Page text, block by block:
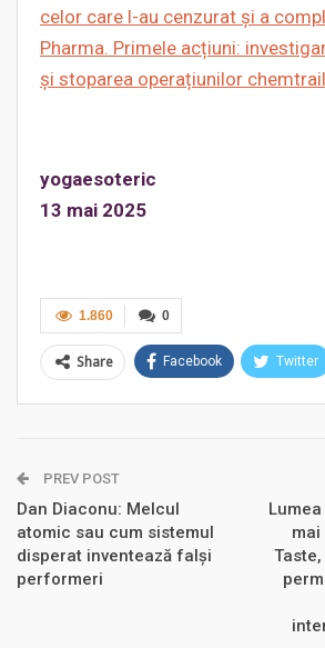
celor care l-au cenzurat și a
Pharma. Primele acțiuni:
și stoparea operațiunilor
yogaesoteric
13 mai 2025
0
1.860
Share Facebook Twitter
PREV POST
Dan Diaconu: Melcul
atomic sau cum sistemul
disperat inventează falși
performeri
mai